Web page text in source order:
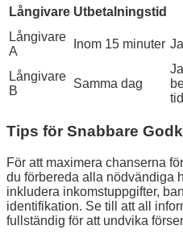
Långivare Utbetalningstid
Långivare
A
Inom 15 minuter Ja
Långivare
B
Samma dag
Tips för Snabbare
För att maximera chanserna
du förbereda alla nödvändiga
inkludera inkomstuppgifter,
identifikation. Se till att all
fullständig för att undvika